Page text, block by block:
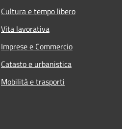
Cultura e tempo libero
Vita lavorativa
Imprese e Commercio
Catasto e urbanistica
Mobilità e trasporti